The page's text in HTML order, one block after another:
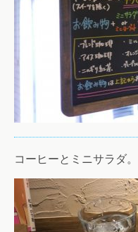
コーヒーとミニサラダ。